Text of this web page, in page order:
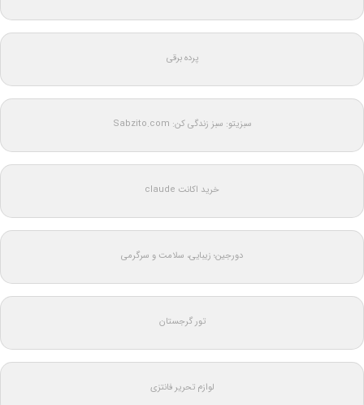
پرده برقی
سبزیتو: سبز زندگی کن: Sabzito.com
خرید اکانت claude
دورجین؛ زیبایی، سلامت و سرگرمی
تور گرجستان
لوازم تحریر فانتزی